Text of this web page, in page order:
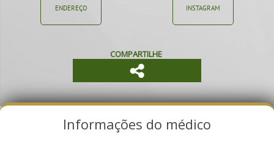
ENDEREÇO INSTAGRAM
COMPARTILHE
Informações do médico